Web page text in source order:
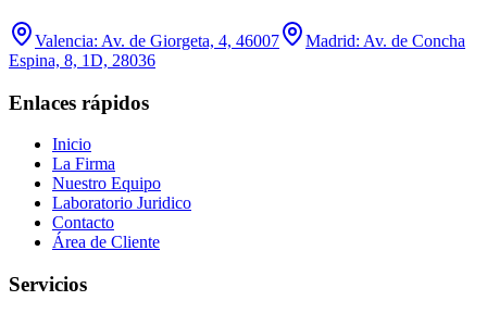
Valencia: Av. de Giorgeta, 4, 46007
Madrid: Av. de Concha
Espina, 8, 1D, 28036
Enlaces rápidos
Inicio
La Firma
Nuestro Equipo
Laboratorio Juridico
Contacto
Área de Cliente
Servicios